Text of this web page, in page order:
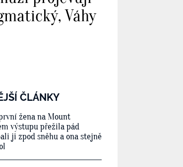
Váhy
ČLÁNKY
žena na Mount
výstupu přežila pád
ji zpod sněhu a ona stejně